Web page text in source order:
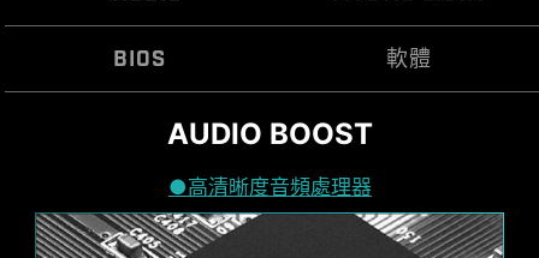
BIOS 軟體
AUDIO BOOST
高清晰度音頻處理器
盡情揮灑彩色世界
透過 MSI Center 的 Mystic Light 工具，為你的桌
機增添色彩和充滿活力的 RGB 燈效。擁有上百萬種
顏色選擇與多樣炫酷的 LED 效果，任您選、任您
微星全新設計的 CLICK BIOS X 提供美觀更友善使
EZ 模式 預設模式
MSI CENTER
MSI 全新的MSI Center 將MSI 所有軟體整合到一個
應用程序中。進一步控制主機板功能，以釋放無限
可能性。